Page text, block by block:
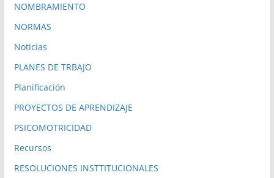
NOMBRAMIENTO
NORMAS
Noticias
PLANES DE TRBAJO
Planificación
PROYECTOS DE APRENDIZAJE
PSICOMOTRICIDAD
Recursos
RESOLUCIONES INSTTITUCIONALES